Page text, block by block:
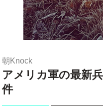
朝Knock
アメリカ軍の最新
件